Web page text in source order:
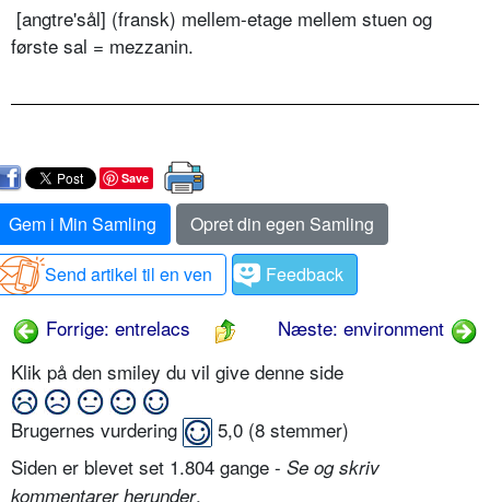
[angtre'sål] (fransk) mellem-etage mellem stuen og
første sal = mezzanin.
Save
Gem i Min Samling
Opret din egen Samling
Send artikel til en ven
Feedback
Forrige: entrelacs
Næste: environment
Klik på den smiley du vil give denne side
Brugernes vurdering 5,0 (8 stemmer)
Siden er blevet set 1.804 gange - Se og skriv
kommentarer herunder.